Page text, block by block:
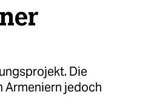
Die
Armeniern jedoch